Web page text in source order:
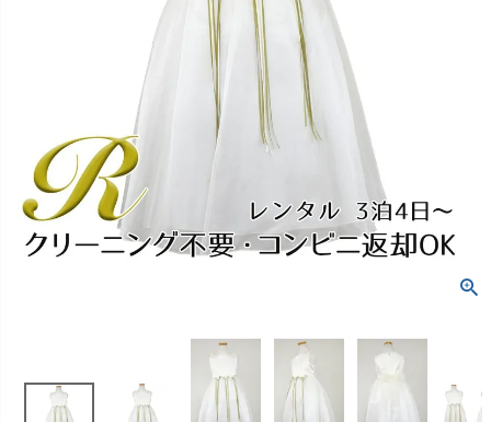
コスチューム アウター
インナー・パニエ アクセサリー
ジュエリー 音楽雑貨
Graduation & Entrance
卒業式・入学式
きちんと感のあるフォーマル
Shichi-Go-San
七五三
3歳・5歳・7歳の晴れの日
汚れ・キズ・破損の補償
Buy & Supportご購入・サポート
07 販売・共通のご案内
品質・返品・お手入れ
08 送料・お支払い
送料・決済方法
10:00–18:00（完全予約制）
店舗を予約する →